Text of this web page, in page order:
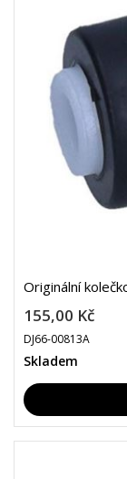
Originální
155,00 Kč
DJ66-00813A
Skladem